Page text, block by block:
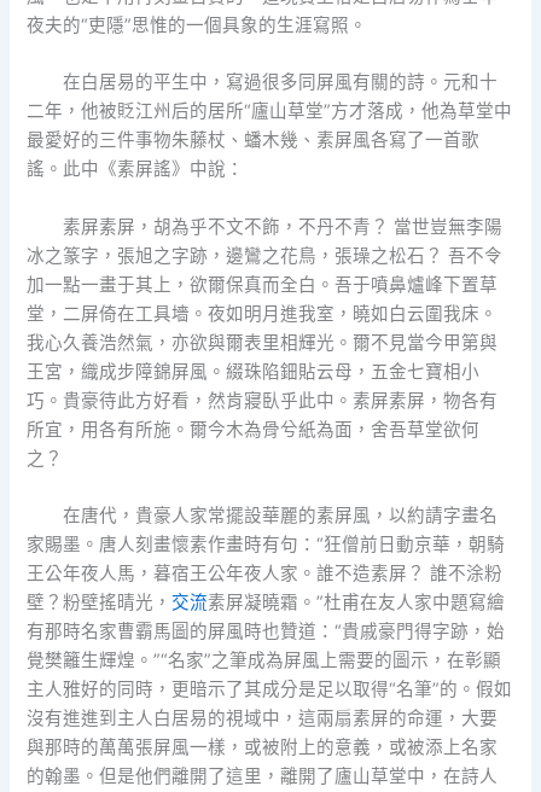
夜夫的“吏隱”思惟的一個具象的生涯寫照。
在白居易的平生中，寫過很多同屏風有關的詩。元和十
二年，他被貶江州后的居所“廬山草堂”方才落成，他為草堂中
最愛好的三件事物朱藤杖、蟠木幾、素屏風各寫了一首歌
謠。此中《素屏謠》中說：
素屏素屏，胡為乎不文不飾，不丹不青？ 當世豈無李陽
冰之篆字，張旭之字跡，邊鸞之花鳥，張璪之松石？ 吾不令
加一點一畫于其上，欲爾保真而全白。吾于噴鼻爐峰下置草
堂，二屏倚在工具墻。夜如明月進我室，曉如白云圍我床。
我心久養浩然氣，亦欲與爾表里相輝光。爾不見當今甲第與
王宮，織成步障錦屏風。綴珠陷鈿貼云母，五金七寶相小
巧。貴豪待此方好看，然肯寢臥乎此中。素屏素屏，物各有
所宜，用各有所施。爾今木為骨兮紙為面，舍吾草堂欲何
之？
在唐代，貴豪人家常擺設華麗的素屏風，以約請字畫名
家賜墨。唐人刻畫懷素作畫時有句：“狂僧前日動京華，朝騎
王公年夜人馬，暮宿王公年夜人家。誰不造素屏？ 誰不涂粉
壁？粉壁搖晴光， 交流素屏凝曉霜。”杜甫在友人家中題寫繪
有那時名家曹霸馬圖的屏風時也贊道：“貴戚豪門得字跡，始
覺樊籬生輝煌。”“名家”之筆成為屏風上需要的圖示，在彰顯
主人雅好的同時，更暗示了其成分是足以取得“名筆”的。假如
沒有進進到主人白居易的視域中，這兩扇素屏的命運，大要
與那時的萬萬張屏風一樣，或被附上的意義，或被添上名家
的翰墨。但是他們離開了這里，離開了廬山草堂中，在詩人